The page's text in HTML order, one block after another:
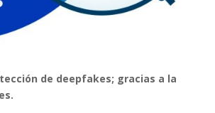
de deepfakes; gracias a la